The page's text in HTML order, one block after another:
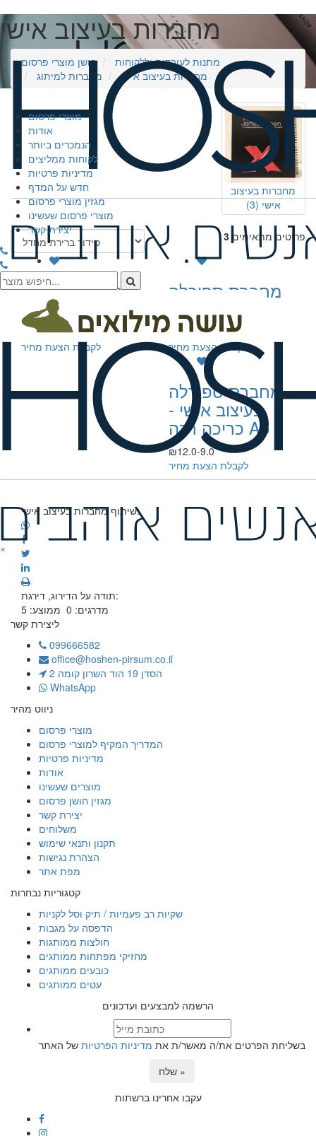
מוצרי פרסום
אודות
הנמכרים ביותר
לקוחות ממליצים
מדיניות פרטיות
חדש על המדף
מגזין מוצרי פרסום
מוצרי פרסום שעשינו
יצירת קשר
×
מחברות בעיצוב אישי
חושן מוצרי פרסום
מתנות לעובדים וללקוחות
מחברות למיתוג
מחברות בעיצוב אישי
מחברות בעיצוב
אישי (3)
3 פריטים מתאימים
מחברת ספירלה
בעיצוב אישי
₪19.9-12.9
לקבלת הצעת מחיר
מחברת ספירלה
בעיצוב אישי 2
₪19.9-12.9
לקבלת הצעת מחיר
מחברת ספירלה
בעיצוב אישי -
כריכה רכה A5
₪12.0-9.0
לקבלת הצעת מחיר
שיתוף מחברות בעיצוב אישי:
תודה על הדירוג, דירגת:
מדרגים: 0 ממוצע: 5
ליצירת קשר
099666582
office@hoshen-pirsum.co.il
הסדן 19 הוד השרון קומה 2
WhatsApp
ניווט מהיר
מוצרי פרסום
המדריך המקיף למוצרי פרסום
מדיניות פרטיות
אודות
מוצרים שעשינו
מגזין חושן פרסום
יצירת קשר
משלוחים
תקנון ותנאי שימוש
הצהרת נגישות
מפת אתר
קטגוריות נבחרות
שקיות רב פעמיות / תיק וסל לקניות
הדפסה על מגבות
חולצות ממותגות
מחזיקי מפתחות ממותגים
כובעים ממותגים
עטים ממותגים
הרשמה למבצעים ועדכונים
בשליחת הפרטים את/ה מאשר/ת את מדיניות הפרטיות של האתר
שלח »
עקבו אחרינו ברשתות